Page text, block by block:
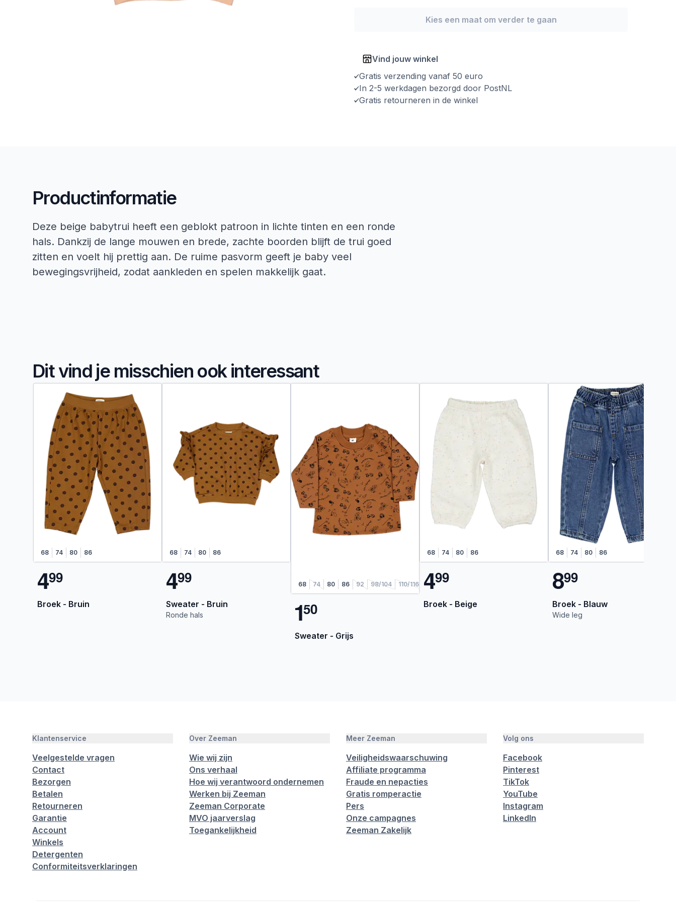
Kies een maat om verder te gaan
Vind jouw winkel
Gratis verzending vanaf 50 euro
In 2-5 werkdagen bezorgd door PostNL
Gratis retourneren in de winkel
Productinformatie
Deze beige babytrui heeft een geblokt patroon in lichte tinten en een ronde
hals. Dankzij de lange mouwen en brede, zachte boorden blijft de trui goed
zitten en voelt hij prettig aan. De ruime pasvorm geeft je baby veel
bewegingsvrijheid, zodat aankleden en spelen makkelijk gaat.
Dit vind je misschien ook interessant
68 74 80 86
499
Broek - Bruin
68 74 80 86
499
Sweater - Bruin
Ronde hals
68 74 80 86 92 98/104 110/116
150
Sweater - Grijs
68 74 80 86
499
Broek - Beige
68 74 80 86
899
Broek - Blauw
Wide leg
Klantenservice
Veelgestelde vragen
Contact
Bezorgen
Betalen
Retourneren
Garantie
Account
Winkels
Detergenten
Conformiteitsverklaringen
Over Zeeman
Wie wij zijn
Ons verhaal
Hoe wij verantwoord ondernemen
Werken bij Zeeman
Zeeman Corporate
MVO jaarverslag
Toegankelijkheid
Meer Zeeman
Veiligheidswaarschuwing
Affiliate programma
Fraude en nepacties
Gratis romperactie
Pers
Onze campagnes
Zeeman Zakelijk
Volg ons
Facebook
Pinterest
TikTok
YouTube
Instagram
LinkedIn